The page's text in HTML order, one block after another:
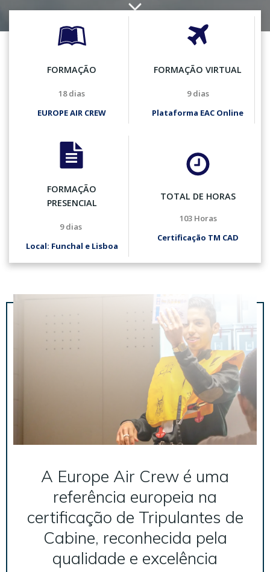
FORMAÇÃO
18 dias
EUROPE AIR CREW
FORMAÇÃO VIRTUAL
9 dias
Plataforma EAC Online
FORMAÇÃO
PRESENCIAL
9 dias
Local: Funchal e Lisboa
TOTAL DE HORAS
103 Horas
Certificação TM CAD
A Europe Air Crew é uma
referência europeia na
certificação de Tripulantes de
Cabine, reconhecida pela
qualidade e excelência